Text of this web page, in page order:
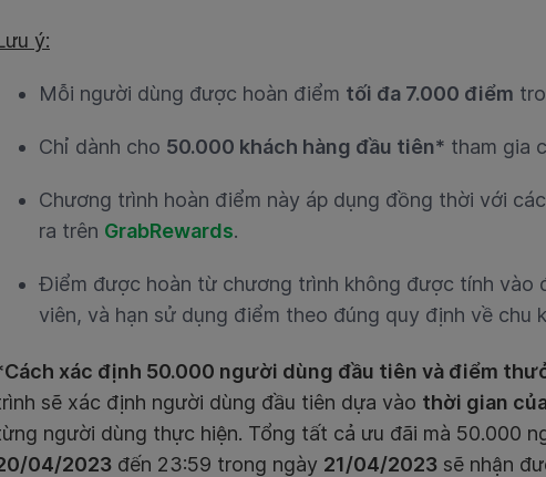
ý:
Mỗi người dùng được hoàn điểm tối đa 7.000 điểm
Chỉ dành cho 50.000 khách hàng đầu tiên* tham gia
Chương trình hoàn điểm này áp dụng đồng thời với
ra trên GrabRewards.
Điểm được hoàn từ chương trình không được tính vào
viên, và hạn sử dụng điểm theo đúng quy định về chu
xác định 50.000 người dùng đầu tiên và điểm
sẽ xác định người dùng đầu tiên dựa vào thời gian
người dùng thực hiện. Tổng tất cả ưu đãi mà 50.000
04/2023 đến 23:59 trong ngày 21/04/2023 sẽ nhận